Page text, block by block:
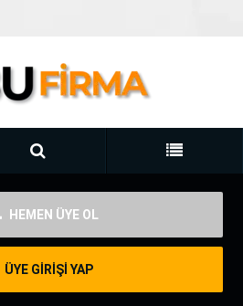
HEMEN ÜYE OL
ÜYE GİRİŞİ YAP